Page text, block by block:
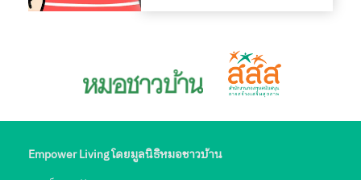
Empower Living โดยมูลนิธิหมอชาวบ้าน